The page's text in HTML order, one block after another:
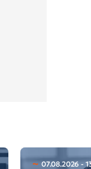
07.08.2026 -